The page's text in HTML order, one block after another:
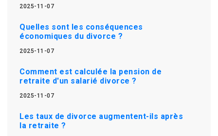
2025-11-07
Quelles sont les conséquences
économiques du divorce ?
2025-11-07
Comment est calculée la pension de
retraite d'un salarié divorce ?
2025-11-07
Les taux de divorce augmentent-ils après
la retraite ?